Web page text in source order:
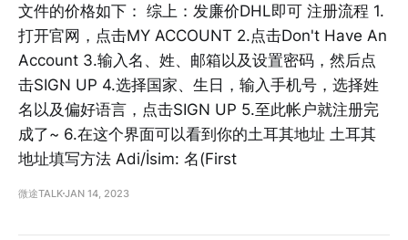
文件的价格如下： 综上：发廉价DHL即可 注册流程 1.
打开官网，点击MY ACCOUNT 2.点击Don't Have An
Account 3.输入名、姓、邮箱以及设置密码，然后点
击SIGN UP 4.选择国家、生日，输入手机号，选择姓
名以及偏好语言，点击SIGN UP 5.至此帐户就注册完
成了~ 6.在这个界面可以看到你的土耳其地址 土耳其
地址填写方法 Adi/İsim: 名(First
微途TALKJAN 14, 2023